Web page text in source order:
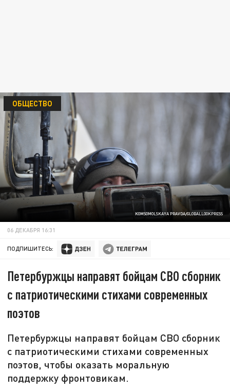
KOMSOMOLSKAYA PRAVDA/GLOBALLOOKPRESS
ОБЩЕСТВО
06 ДЕКАБРЯ 16:31
ПОДПИШИТЕСЬ:
Петербуржцы направят бойцам СВО сборник
с патриотическими стихами современных
поэтов
Петербуржцы направят бойцам СВО сборник
с патриотическими стихами современных
поэтов, чтобы оказать моральную
поддержку фронтовикам.